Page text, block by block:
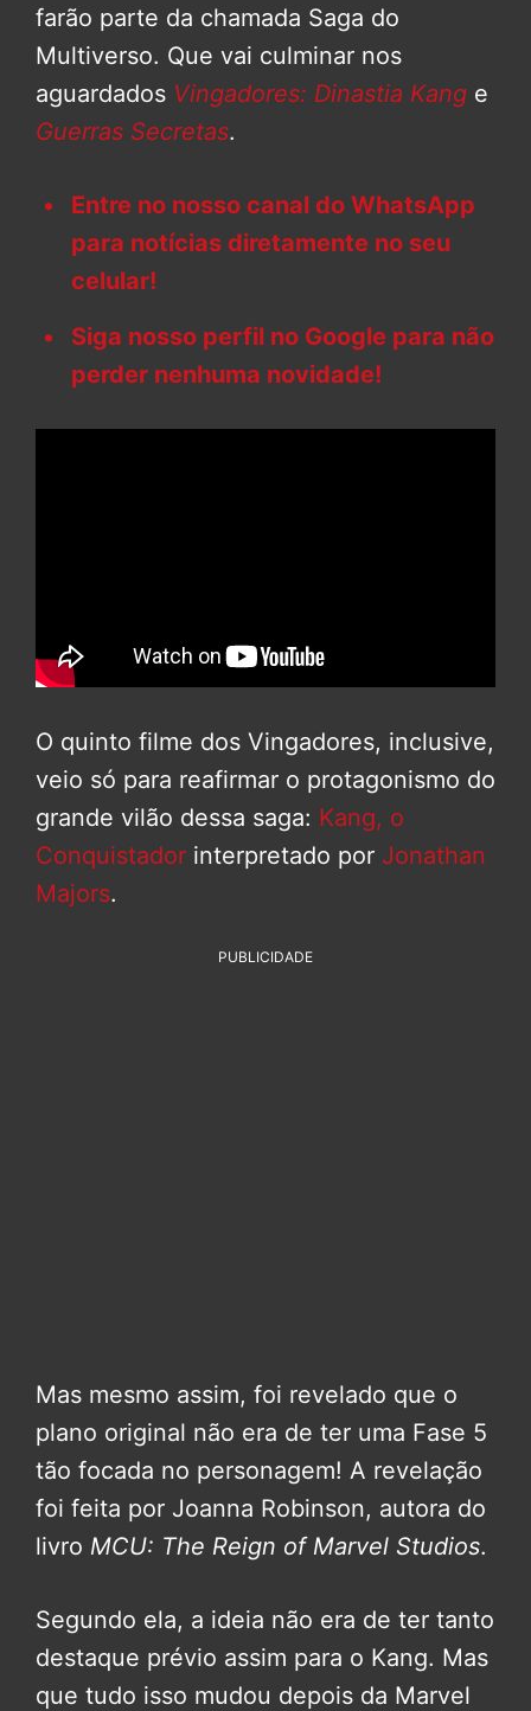
farão parte da chamada Saga do
Multiverso. Que vai culminar nos
aguardados Vingadores: Dinastia Kang e
Guerras Secretas.
Entre no nosso canal do WhatsApp
para notícias diretamente no seu
celular!
Siga nosso perfil no Google para não
perder nenhuma novidade!
O quinto filme dos Vingadores, inclusive,
veio só para reafirmar o protagonismo do
grande vilão dessa saga: Kang, o
Conquistador interpretado por Jonathan
Majors.
PUBLICIDADE
Mas mesmo assim, foi revelado que o
plano original não era de ter uma Fase 5
tão focada no personagem! A revelação
foi feita por Joanna Robinson, autora do
livro MCU: The Reign of Marvel Studios.
Segundo ela, a ideia não era de ter tanto
destaque prévio assim para o Kang. Mas
que tudo isso mudou depois da Marvel